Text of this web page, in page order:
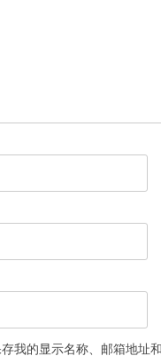
我的显示名称、邮箱地址